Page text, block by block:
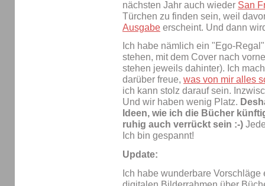
nächsten Jahr auch wieder San
Türchen zu finden sein, weil
Ausgabe erscheint. Und dann
Ich habe nämlich ein "Ego-
stehen, mit dem Cover nach
stehen jeweils dahinter). Ich
darüber freue, was von mir alles
ich kann stolz darauf sein.
Und wir haben wenig Platz.
Ideen, wie ich die Bücher
ruhig auch verrückt sein :-)
Ich bin gespannt!
Update:
Ich habe wunderbare